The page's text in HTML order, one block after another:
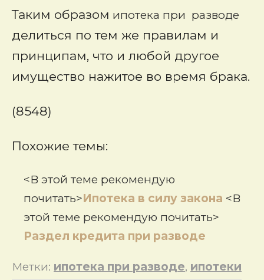
Таким образом ипотека при разводе
делиться по тем же правилам и
принципам, что и любой другое
имущество нажитое во время брака.
(8548)
Похожие темы:
<В этой теме рекомендую
почитать>Ипотека в силу закона <В
этой теме рекомендую почитать>
Раздел кредита при разводе
Метки: ипотека при разводе, ипотеки